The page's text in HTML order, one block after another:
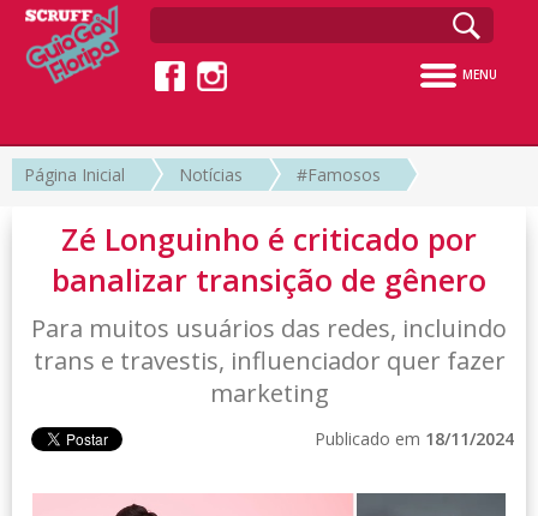
MENU
Página Inicial Notícias #Famosos
Zé Longuinho é criticado por
banalizar transição de gênero
Para muitos usuários das redes, incluindo
trans e travestis, influenciador quer fazer
marketing
Publicado em 18/11/2024